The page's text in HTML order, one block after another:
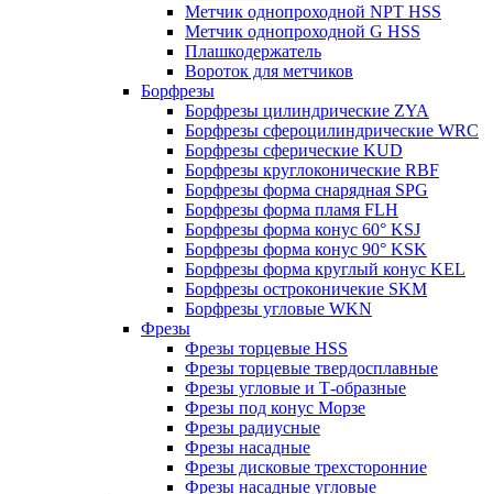
Метчик однопроходной NPT HSS
Метчик однопроходной G HSS
Плашкодержатель
Вороток для метчиков
Борфрезы
Борфрезы цилиндрические ZYA
Борфрезы сфероцилиндрические WRC
Борфрезы сферические KUD
Борфрезы круглоконические RBF
Борфрезы форма снарядная SPG
Борфрезы форма пламя FLH
Борфрезы форма конус 60° KSJ
Борфрезы форма конус 90° KSK
Борфрезы форма круглый конус KEL
Борфрезы остроконичекие SKM
Борфрезы угловые WKN
Фрезы
Фрезы торцевые HSS
Фрезы торцевые твердосплавные
Фрезы угловые и Т-образные
Фрезы под конус Морзе
Фрезы радиусные
Фрезы насадные
Фрезы дисковые трехсторонние
Фрезы насадные угловые